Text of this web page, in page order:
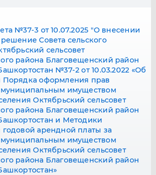
№37-3 от 10.07.2025 "О внесении
Совета сельского
сельсовет
района Благовещенский район
№37-2 от 10.03.2022 «Об
Порядка оформления прав
муниципальным имуществом
Октябрьский сельсовет
района Благовещенский район
и Методики
арендной платы за
муниципальным имуществом
Октябрьский сельсовет
района Благовещенский район